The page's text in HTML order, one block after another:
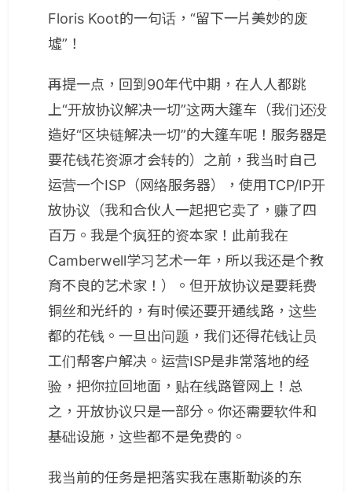
Floris Koot的一句话，“留下一片美妙的废
墟”！
再提一点，回到90年代中期，在人人都跳
上“开放协议解决一切”这两大篷车（我们还没
造好“区块链解决一切”的大篷车呢！服务器是
要花钱花资源才会转的）之前，我当时自己
运营一个ISP（网络服务器），使用TCP/IP开
放协议（我和合伙人一起把它卖了，赚了四
百万。我是个疯狂的资本家！此前我在
Camberwell学习艺术一年，所以我还是个教
育不良的艺术家！）。但开放协议是要耗费
铜丝和光纤的，有时候还要开通线路，这些
都的花钱。一旦出问题，我们还得花钱让员
工们帮客户解决。运营ISP是非常落地的经
验，把你拉回地面，贴在线路管网上！总
之，开放协议只是一部分。你还需要软件和
基础设施，这些都不是免费的。
我当前的任务是把落实我在惠斯勒谈的东